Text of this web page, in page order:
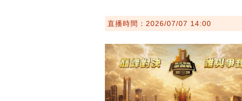
直播時間：2026/07/07 14:00